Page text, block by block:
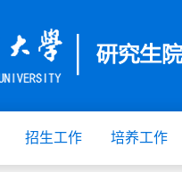
招生工作 培养工作